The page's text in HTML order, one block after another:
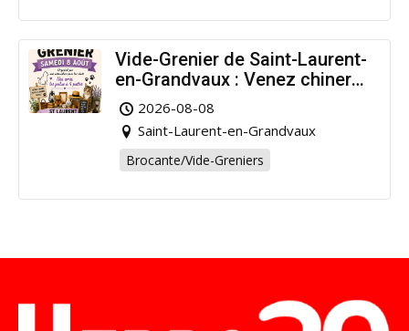
Vide-Grenier de Saint-Laurent-
en-Grandvaux : Venez chiner
pour la bonne cause !
2026-08-08
Saint-Laurent-en-Grandvaux
Brocante/Vide-Greniers